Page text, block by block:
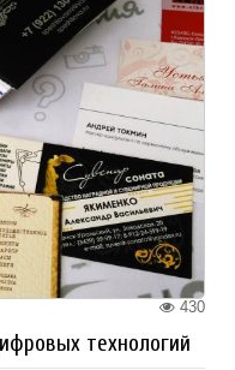
430
технологий